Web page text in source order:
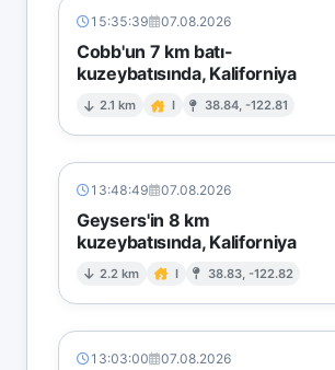
15:35:39 07.08.2026
Cobb'un 7 km batı-
kuzeybatısında, Kaliforniya
2.1 km I 38.84, -122.81
13:48:49 07.08.2026
Geysers'in 8 km
kuzeybatısında, Kaliforniya
2.2 km I 38.83, -122.82
13:03:00 07.08.2026